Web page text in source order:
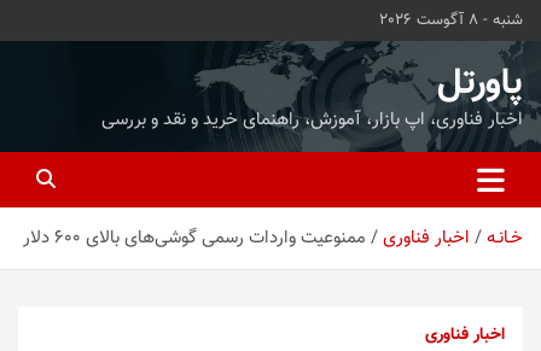
محتوا
بروید
شنبه - 8 آگوست 2026
پاورتل
اخبار فناوری، اپ بازار، آموزش، راهنمای خرید و نقد و بررسی
خـانـه اخبار فناوری ممنوعیت واردات رسمی گوشی‌های بالای ۶۰۰ دلار
اخبار فناوری